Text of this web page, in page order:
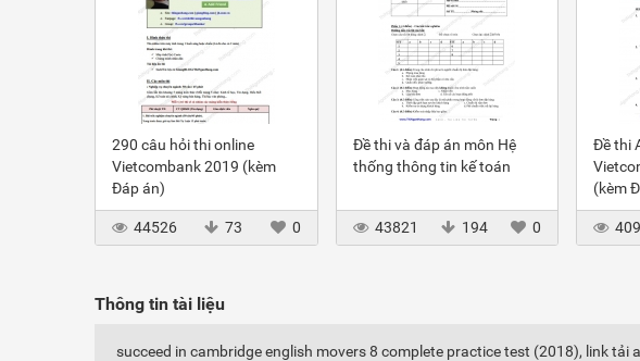
290 câu hỏi thi online
Vietcombank 2019 (kèm
Đáp án)
44526 73 0
Đề thi và đáp án môn Hệ
thống thông tin kế toán
43821 194 0
Đề thi
(kèm
Thông tin tài liệu
succeed in cambridge english movers 8 complete practice test (2018), link tải